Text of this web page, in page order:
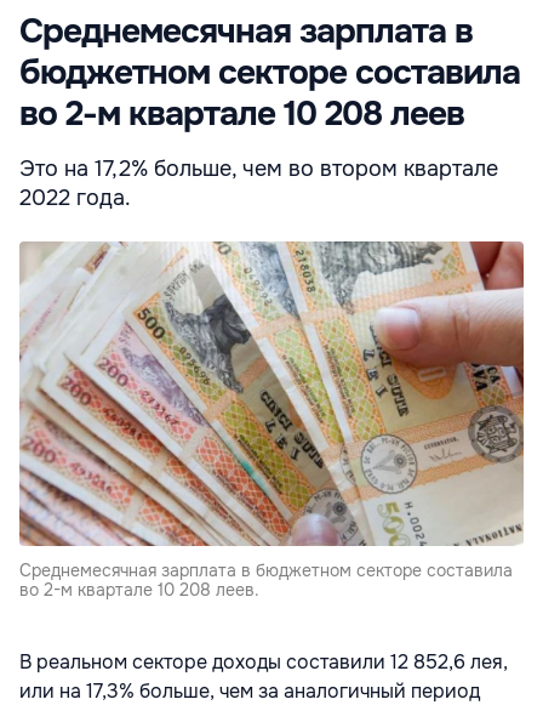
Среднемесячная зарплата в
бюджетном секторе составила
во 2-м квартале 10 208 леев
Это на 17,2% больше, чем во втором квартале
2022 года.
Среднемесячная зарплата в бюджетном секторе составила
во 2-м квартале 10 208 леев.
В реальном секторе доходы составили 12 852,6 лея,
или на 17,3% больше, чем за аналогичный период